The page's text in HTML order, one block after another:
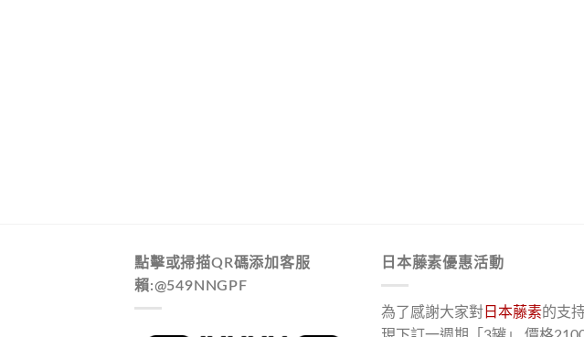
點擊或掃描QR碼添加客服
賴:@549NNGPF
日本藤素優惠活動
為了感謝大家對 日本藤素的支